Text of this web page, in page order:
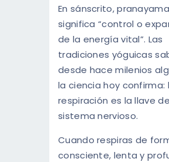
En sánscrito, pranayama
significa “control o
de la energía vital”. Las
tradiciones yóguicas
desde hace milenios
la ciencia hoy confirma:
respiración es la llave
sistema nervioso.
Cuando respiras de
consciente, lenta y